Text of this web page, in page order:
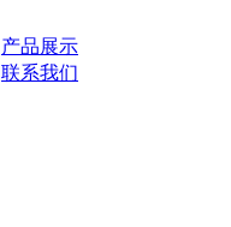
产品展示
联系我们